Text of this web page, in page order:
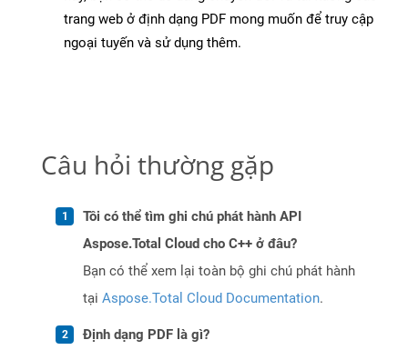
trang web ở định dạng PDF mong muốn để truy cập
ngoại tuyến và sử dụng thêm.
Câu hỏi thường gặp
Tôi có thể tìm ghi chú phát hành API
Aspose.Total Cloud cho C++ ở đâu?
Bạn có thể xem lại toàn bộ ghi chú phát hành
tại Aspose.Total Cloud Documentation.
Định dạng PDF là gì?